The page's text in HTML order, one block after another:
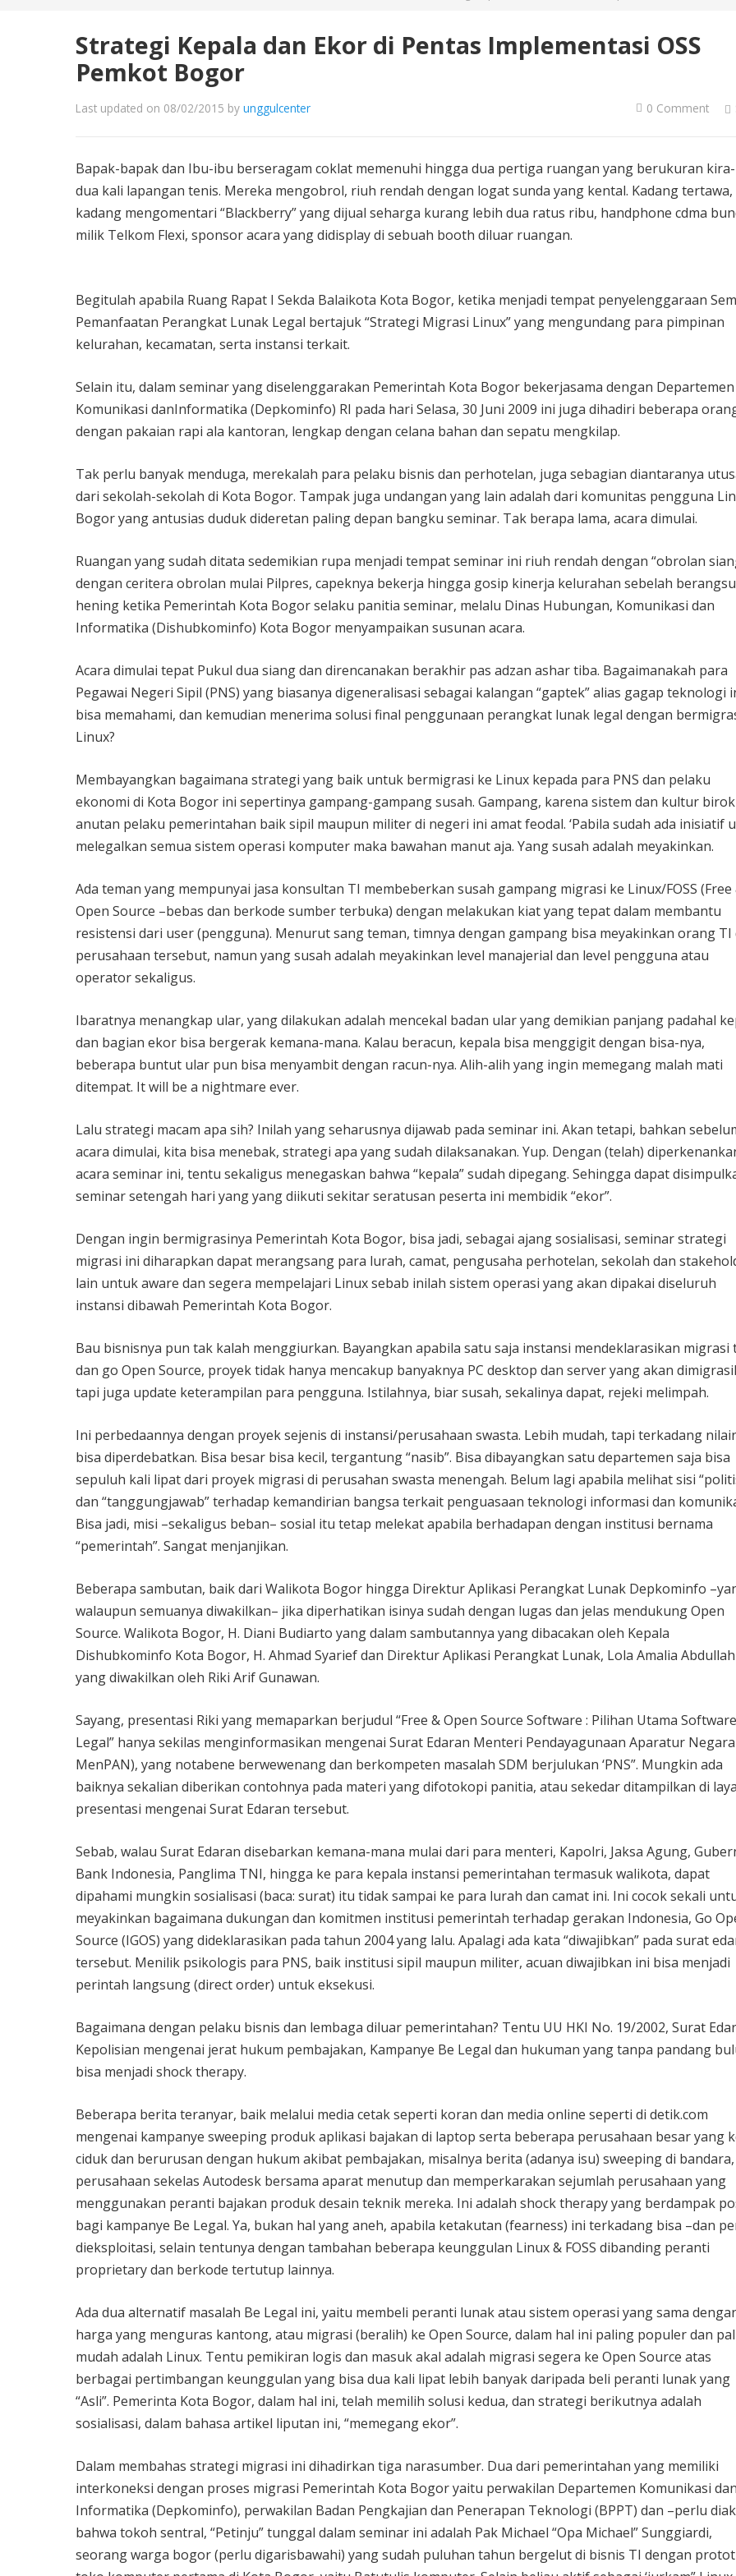
Strategi Kepala dan Ekor di Pentas Implementasi OSS
Pemkot Bogor
Last updated on 08/02/2015 by unggulcenter 0 Comment
Bapak-bapak dan Ibu-ibu berseragam coklat memenuhi hingga dua pertiga ruangan yang berukuran
dua kali lapangan tenis. Mereka mengobrol, riuh rendah dengan logat sunda yang kental. Kadang tertawa,
kadang mengomentari “Blackberry” yang dijual seharga kurang lebih dua ratus ribu, handphone cdma
milik Telkom Flexi, sponsor acara yang didisplay di sebuah booth diluar ruangan.
Begitulah apabila Ruang Rapat I Sekda Balaikota Kota Bogor, ketika menjadi tempat penyelenggaraan
Pemanfaatan Perangkat Lunak Legal bertajuk “Strategi Migrasi Linux” yang mengundang para pimpinan
kelurahan, kecamatan, serta instansi terkait.
Selain itu, dalam seminar yang diselenggarakan Pemerintah Kota Bogor bekerjasama dengan Departemen
Komunikasi danInformatika (Depkominfo) RI pada hari Selasa, 30 Juni 2009 ini juga dihadiri beberapa
dengan pakaian rapi ala kantoran, lengkap dengan celana bahan dan sepatu mengkilap.
Tak perlu banyak menduga, merekalah para pelaku bisnis dan perhotelan, juga sebagian diantaranya
dari sekolah-sekolah di Kota Bogor. Tampak juga undangan yang lain adalah dari komunitas pengguna
Bogor yang antusias duduk dideretan paling depan bangku seminar. Tak berapa lama, acara dimulai.
Ruangan yang sudah ditata sedemikian rupa menjadi tempat seminar ini riuh rendah dengan “obrolan
dengan ceritera obrolan mulai Pilpres, capeknya bekerja hingga gosip kinerja kelurahan sebelah
hening ketika Pemerintah Kota Bogor selaku panitia seminar, melalu Dinas Hubungan, Komunikasi dan
Informatika (Dishubkominfo) Kota Bogor menyampaikan susunan acara.
Acara dimulai tepat Pukul dua siang dan direncanakan berakhir pas adzan ashar tiba. Bagaimanakah para
Pegawai Negeri Sipil (PNS) yang biasanya digeneralisasi sebagai kalangan “gaptek” alias gagap teknologi
bisa memahami, dan kemudian menerima solusi final penggunaan perangkat lunak legal dengan
Linux?
Membayangkan bagaimana strategi yang baik untuk bermigrasi ke Linux kepada para PNS dan pelaku
ekonomi di Kota Bogor ini sepertinya gampang-gampang susah. Gampang, karena sistem dan kultur
anutan pelaku pemerintahan baik sipil maupun militer di negeri ini amat feodal. ‘Pabila sudah ada inisiatif
melegalkan semua sistem operasi komputer maka bawahan manut aja. Yang susah adalah meyakinkan.
Ada teman yang mempunyai jasa konsultan TI membeberkan susah gampang migrasi ke Linux/FOSS (Free
Open Source –bebas dan berkode sumber terbuka) dengan melakukan kiat yang tepat dalam membantu
resistensi dari user (pengguna). Menurut sang teman, timnya dengan gampang bisa meyakinkan orang TI
perusahaan tersebut, namun yang susah adalah meyakinkan level manajerial dan level pengguna atau
operator sekaligus.
Ibaratnya menangkap ular, yang dilakukan adalah mencekal badan ular yang demikian panjang padahal
dan bagian ekor bisa bergerak kemana-mana. Kalau beracun, kepala bisa menggigit dengan bisa-nya,
beberapa buntut ular pun bisa menyambit dengan racun-nya. Alih-alih yang ingin memegang malah mati
ditempat. It will be a nightmare ever.
Lalu strategi macam apa sih? Inilah yang seharusnya dijawab pada seminar ini. Akan tetapi, bahkan
acara dimulai, kita bisa menebak, strategi apa yang sudah dilaksanakan. Yup. Dengan (telah)
acara seminar ini, tentu sekaligus menegaskan bahwa “kepala” sudah dipegang. Sehingga dapat
seminar setengah hari yang yang diikuti sekitar seratusan peserta ini membidik “ekor”.
Dengan ingin bermigrasinya Pemerintah Kota Bogor, bisa jadi, sebagai ajang sosialisasi, seminar strategi
migrasi ini diharapkan dapat merangsang para lurah, camat, pengusaha perhotelan, sekolah dan
lain untuk aware dan segera mempelajari Linux sebab inilah sistem operasi yang akan dipakai diseluruh
instansi dibawah Pemerintah Kota Bogor.
Bau bisnisnya pun tak kalah menggiurkan. Bayangkan apabila satu saja instansi mendeklarasikan migrasi
dan go Open Source, proyek tidak hanya mencakup banyaknya PC desktop dan server yang akan
tapi juga update keterampilan para pengguna. Istilahnya, biar susah, sekalinya dapat, rejeki melimpah.
Ini perbedaannya dengan proyek sejenis di instansi/perusahaan swasta. Lebih mudah, tapi terkadang
bisa diperdebatkan. Bisa besar bisa kecil, tergantung “nasib”. Bisa dibayangkan satu departemen saja bisa
sepuluh kali lipat dari proyek migrasi di perusahan swasta menengah. Belum lagi apabila melihat sisi
dan “tanggungjawab” terhadap kemandirian bangsa terkait penguasaan teknologi informasi dan
Bisa jadi, misi –sekaligus beban– sosial itu tetap melekat apabila berhadapan dengan institusi bernama
“pemerintah”. Sangat menjanjikan.
Beberapa sambutan, baik dari Walikota Bogor hingga Direktur Aplikasi Perangkat Lunak Depkominfo
walaupun semuanya diwakilkan– jika diperhatikan isinya sudah dengan lugas dan jelas mendukung Open
Source. Walikota Bogor, H. Diani Budiarto yang dalam sambutannya yang dibacakan oleh Kepala
Dishubkominfo Kota Bogor, H. Ahmad Syarief dan Direktur Aplikasi Perangkat Lunak, Lola Amalia Abdullah
yang diwakilkan oleh Riki Arif Gunawan.
Sayang, presentasi Riki yang memaparkan berjudul “Free & Open Source Software : Pilihan Utama Software
Legal” hanya sekilas menginformasikan mengenai Surat Edaran Menteri Pendayagunaan Aparatur Negara
MenPAN), yang notabene berwewenang dan berkompeten masalah SDM berjulukan ‘PNS”. Mungkin ada
baiknya sekalian diberikan contohnya pada materi yang difotokopi panitia, atau sekedar ditampilkan di
presentasi mengenai Surat Edaran tersebut.
Sebab, walau Surat Edaran disebarkan kemana-mana mulai dari para menteri, Kapolri, Jaksa Agung,
Bank Indonesia, Panglima TNI, hingga ke para kepala instansi pemerintahan termasuk walikota, dapat
dipahami mungkin sosialisasi (baca: surat) itu tidak sampai ke para lurah dan camat ini. Ini cocok sekali
meyakinkan bagaimana dukungan dan komitmen institusi pemerintah terhadap gerakan Indonesia, Go
Source (IGOS) yang dideklarasikan pada tahun 2004 yang lalu. Apalagi ada kata “diwajibkan” pada surat
tersebut. Menilik psikologis para PNS, baik institusi sipil maupun militer, acuan diwajibkan ini bisa menjadi
perintah langsung (direct order) untuk eksekusi.
Bagaimana dengan pelaku bisnis dan lembaga diluar pemerintahan? Tentu UU HKI No. 19/2002, Surat
Kepolisian mengenai jerat hukum pembajakan, Kampanye Be Legal dan hukuman yang tanpa pandang
bisa menjadi shock therapy.
Beberapa berita teranyar, baik melalui media cetak seperti koran dan media online seperti di detik.com
mengenai kampanye sweeping produk aplikasi bajakan di laptop serta beberapa perusahaan besar yang
ciduk dan berurusan dengan hukum akibat pembajakan, misalnya berita (adanya isu) sweeping di
perusahaan sekelas Autodesk bersama aparat menutup dan memperkarakan sejumlah perusahaan yang
menggunakan peranti bajakan produk desain teknik mereka. Ini adalah shock therapy yang berdampak
bagi kampanye Be Legal. Ya, bukan hal yang aneh, apabila ketakutan (fearness) ini terkadang bisa –dan
dieksploitasi, selain tentunya dengan tambahan beberapa keunggulan Linux & FOSS dibanding peranti
proprietary dan berkode tertutup lainnya.
Ada dua alternatif masalah Be Legal ini, yaitu membeli peranti lunak atau sistem operasi yang sama
harga yang menguras kantong, atau migrasi (beralih) ke Open Source, dalam hal ini paling populer dan
mudah adalah Linux. Tentu pemikiran logis dan masuk akal adalah migrasi segera ke Open Source atas
berbagai pertimbangan keunggulan yang bisa dua kali lipat lebih banyak daripada beli peranti lunak yang
“Asli”. Pemerinta Kota Bogor, dalam hal ini, telah memilih solusi kedua, dan strategi berikutnya adalah
sosialisasi, dalam bahasa artikel liputan ini, “memegang ekor”.
Dalam membahas strategi migrasi ini dihadirkan tiga narasumber. Dua dari pemerintahan yang memiliki
interkoneksi dengan proses migrasi Pemerintah Kota Bogor yaitu perwakilan Departemen Komunikasi dan
Informatika (Depkominfo), perwakilan Badan Pengkajian dan Penerapan Teknologi (BPPT) dan –perlu
bahwa tokoh sentral, “Petinju” tunggal dalam seminar ini adalah Pak Michael “Opa Michael” Sunggiardi,
seorang warga bogor (perlu digarisbawahi) yang sudah puluhan tahun bergelut di bisnis TI dengan